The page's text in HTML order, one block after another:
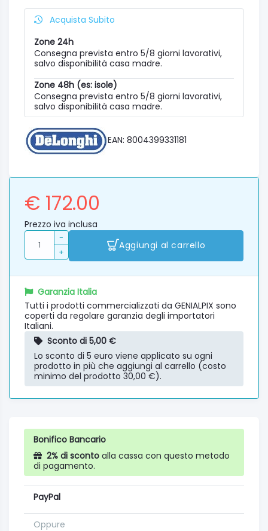
Acquista Subito
Zone 24h
Consegna prevista entro 5/8 giorni lavorativi,
salvo disponibilità casa madre.
Zone 48h (es: isole)
Consegna prevista entro 5/8 giorni lavorativi,
salvo disponibilità casa madre.
EAN: 8004399331181
€ 172.00
Prezzo iva inclusa
-
+
Aggiungi al carrello
Garanzia Italia
Tutti i prodotti commercializzati da GENIALPIX sono
coperti da regolare garanzia degli importatori
Italiani.
Sconto di 5,00 €
Lo sconto di 5 euro viene applicato su ogni
prodotto in più che aggiungi al carrello (costo
minimo del prodotto 30,00 €).
Bonifico Bancario
2% di sconto alla cassa con questo metodo
di pagamento.
PayPal
Oppure